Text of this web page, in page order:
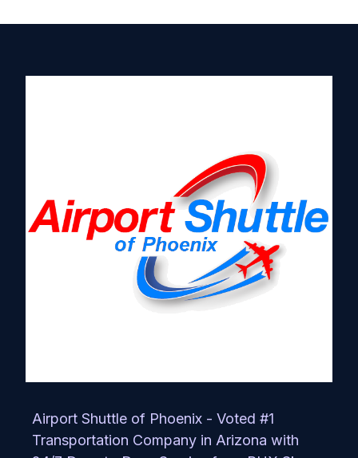
Airport Shuttle of Phoenix - Voted #1
Transportation Company in Arizona with